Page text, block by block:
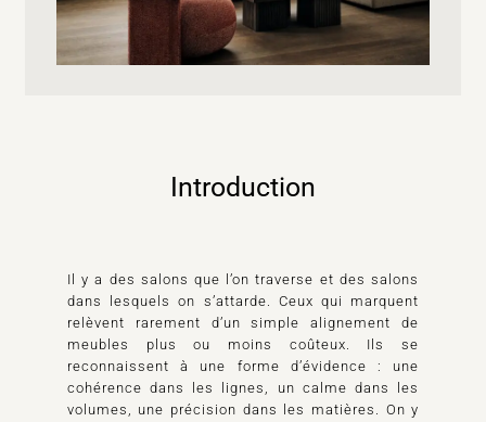
Introduction
Il y a des salons que l’on traverse et des salons
dans lesquels on s’attarde. Ceux qui marquent
relèvent rarement d’un simple alignement de
meubles plus ou moins coûteux. Ils se
reconnaissent à une forme d’évidence : une
cohérence dans les lignes, un calme dans les
volumes, une précision dans les matières. On y